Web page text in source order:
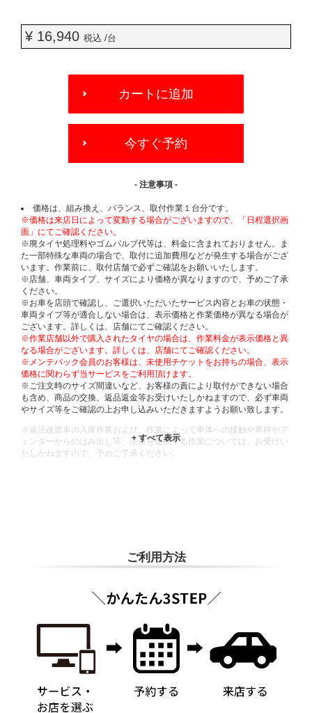
¥ 16,940 税込 /台
OPTIONS
カートに追加
今すぐ予約
- 注意事項 -
価格は、組み換え、バランス、取付作業１台分です。
※価格は来店日によって変動する場合がございますので、「日程選択画
面」にてご確認ください。
※廃タイヤ処理料やゴムバルブ代等は、料金に含まれておりません。ま
た一部特殊な車両の場合で、取付に追加費用などが発生する場合がござ
います。作業前に、取付店舗で必ずご確認をお願いいたします。
※店舗、車両タイプ、サイズにより価格が異なりますので、予めご了承
ください。
※お車を店頭で確認し、ご選択いただいたサービス内容とお車の状態・
車両タイプ等が適合しない場合は、表示価格と作業価格が異なる場合が
ございます。詳しくは、店舗にてご確認ください。
※作業店舗以外で購入されたタイヤの場合は、作業料金が表示価格と異
なる場合がございます。詳しくは、店舗にてご確認ください。
※メンテパック会員のお客様は、未使用チケットをお持ちの場合、表示
価格に関わらず当サービスをご利用頂けます。
※ご注文時のサイズ間違いなど、お客様の責により取付ができない場合
も含め、商品の交換、返品返金等お受けいたしかねますので、必ず車両
やサイズ等をご確認の上お申し込みいただきますようお願い致します。
※違法改造車の入庫作業および、作業によって車体への接触や車枠やフ
ェンダーからのはみ出し等、法規を逸脱する作業については、お受けい
たしかねますので、予めご了承ください。
ご利用方法